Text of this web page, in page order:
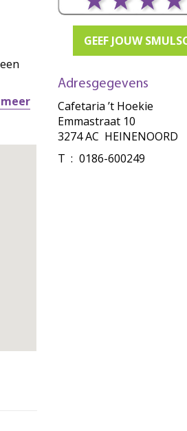
GEEF JOUW
Adresgegevens
Cafetaria ’t Hoekie
Emmastraat 10
3274 AC HEINENOORD
T : 0186-600249